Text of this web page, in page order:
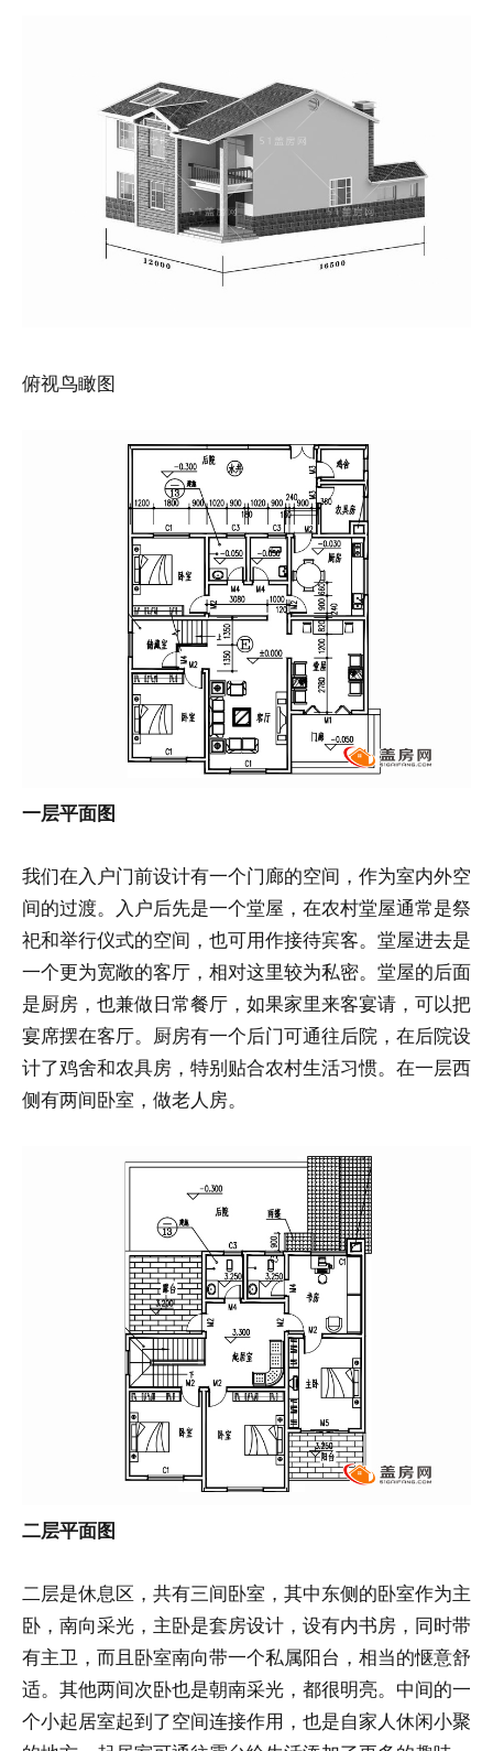
俯视鸟瞰图
一层平面图
我们在入户门前设计有一个门廊的空间，作为室内外空
间的过渡。入户后先是一个堂屋，在农村堂屋通常是祭
祀和举行仪式的空间，也可用作接待宾客。堂屋进去是
一个更为宽敞的客厅，相对这里较为私密。堂屋的后面
是厨房，也兼做日常餐厅，如果家里来客宴请，可以把
宴席摆在客厅。厨房有一个后门可通往后院，在后院设
计了鸡舍和农具房，特别贴合农村生活习惯。在一层西
侧有两间卧室，做老人房。
二层平面图
二层是休息区，共有三间卧室，其中东侧的卧室作为主
卧，南向采光，主卧是套房设计，设有内书房，同时带
有主卫，而且卧室南向带一个私属阳台，相当的惬意舒
适。其他两间次卧也是朝南采光，都很明亮。中间的一
个小起居室起到了空间连接作用，也是自家人休闲小聚